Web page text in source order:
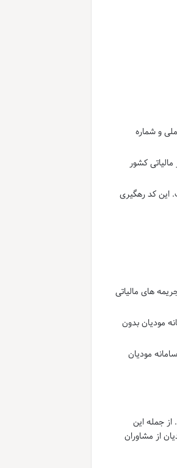
و شماره
کشور
این کد رهگیری
های مالیاتی
مودیان بدون
مودیان
از جمله این
از مشاوران